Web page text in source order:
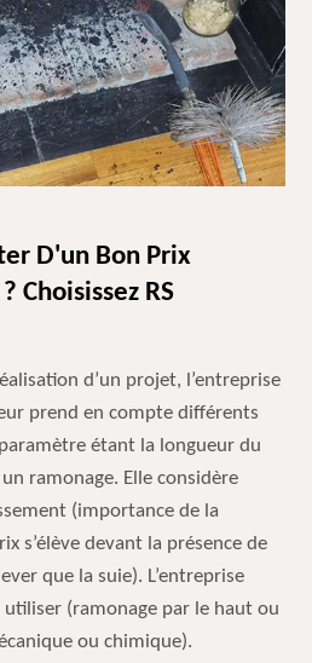
D'un Bon Prix
Choisissez RS
d’un projet, l’entreprise
prend en compte différents
étant la longueur du
ramonage. Elle considère
(importance de la
s’élève devant la présence de
que la suie). L’entreprise
(ramonage par le haut ou
ou chimique).